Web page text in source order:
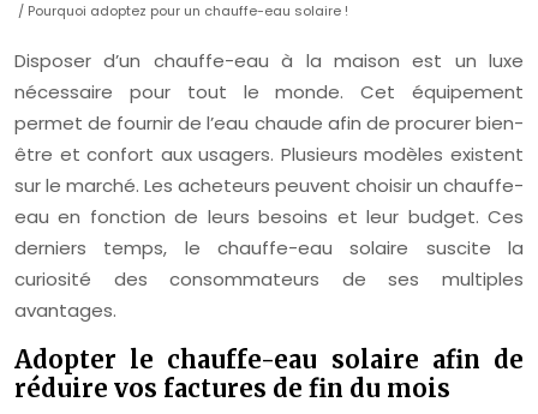
/ Pourquoi adoptez pour un chauffe-eau solaire !
Disposer d’un chauffe-eau à la maison est un luxe
nécessaire pour tout le monde. Cet équipement
permet de fournir de l’eau chaude afin de procurer bien-
être et confort aux usagers. Plusieurs modèles existent
sur le marché. Les acheteurs peuvent choisir un chauffe-
eau en fonction de leurs besoins et leur budget. Ces
derniers temps, le chauffe-eau solaire suscite la
curiosité des consommateurs de ses multiples
avantages.
Adopter le chauffe-eau solaire afin de
réduire vos factures de fin du mois